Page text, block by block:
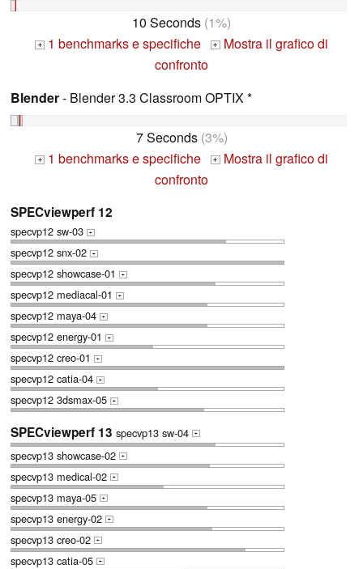
10 Seconds (1%)
+ 1 benchmarks e specifiche + Mostra il grafico di
confronto
Blender- Blender 3.3 Classroom OPTIX *
7 Seconds(3%)
+ 1 benchmarks e specifiche + Mostra il grafico di
confronto
SPECviewperf 12
specvp12 sw-03 +
specvp12 snx-02 +
specvp12 showcase-01 +
specvp12 mediacal-01 +
specvp12 maya-04 +
specvp12 energy-01 +
specvp12 creo-01 +
specvp12 catia-04 +
specvp12 3dsmax-05 +
SPECviewperf 13 specvp13 sw-04 +
specvp13 showcase-02 +
specvp13 medical-02 +
specvp13 maya-05 +
specvp13 energy-02 +
specvp13 creo-02 +
specvp13 catia-05 +